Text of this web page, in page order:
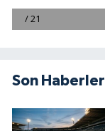
Son Haberler